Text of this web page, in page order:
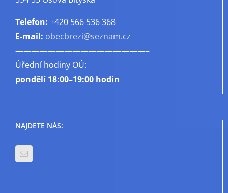
Telefon: +420 566 536 368
E-mail: obecbrezi@seznam.cz
————————————————–
Úřední hodiny OÚ:
pondělí18:00–19:00 hodin
NAJDETE NÁS: